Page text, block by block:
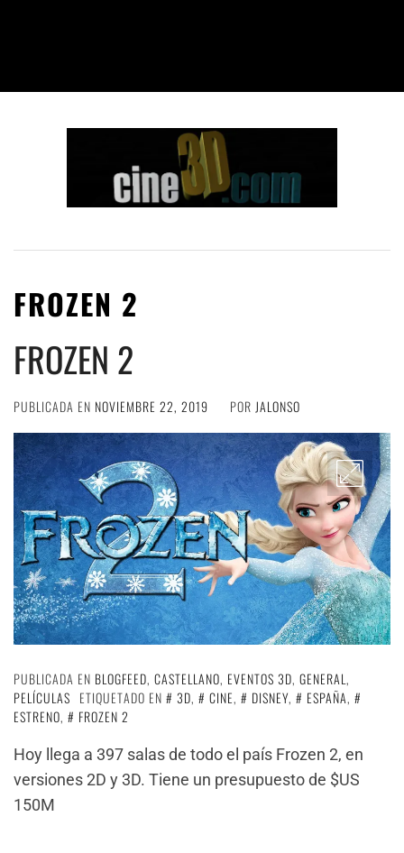
FROZEN 2
FROZEN 2
PUBLICADA EN NOVIEMBRE 22, 2019 POR JALONSO
PUBLICADA EN BLOGFEED, CASTELLANO, EVENTOS 3D, GENERAL,
PELÍCULAS ETIQUETADO EN 3D, CINE, DISNEY, ESPAÑA,
ESTRENO,
FROZEN 2
Hoy llega a 397 salas de todo el país Frozen 2, en
versiones 2D y 3D. Tiene un presupuesto de $US
150M